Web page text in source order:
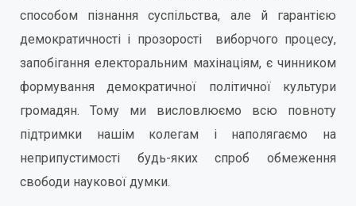
способом пізнання суспільства, але й гарантією
демократичності і прозорості виборчого процесу,
запобігання електоральним махінаціям, є чинником
формування демократичної політичної культури
громадян. Тому ми висловлюємо всю повноту
підтримки нашім колегам і наполягаємо на
неприпустимості будь-яких спроб обмеження
свободи наукової думки.